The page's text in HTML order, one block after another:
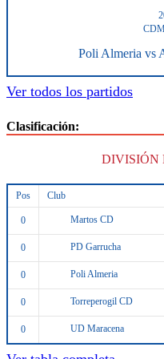
Poli Almeria vs
Ver todos los partidos
Clasificación:
DIVISIÓN
Pos Club
0 Martos CD
0 PD Garrucha
0 Poli Almeria
0 Torreperogil CD
0 UD Maracena